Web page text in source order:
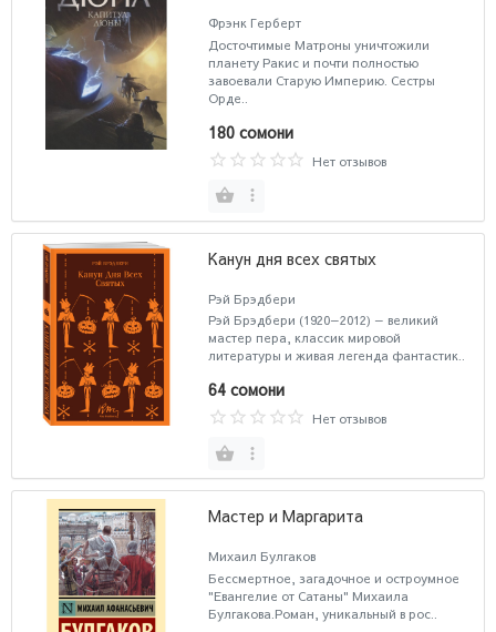
Фрэнк Герберт
Досточтимые Матроны уничтожили
планету Ракис и почти полностью
завоевали Старую Империю. Сестры
Орде..
180 сомони
Нет отзывов
Канун дня всех святых
Рэй Брэдбери
Рэй Брэдбери (1920—2012) — великий
мастер пера, классик мировой
литературы и живая легенда фантастик..
64 сомони
Нет отзывов
Мастер и Маргарита
Михаил Булгаков
Бессмертное, загадочное и остроумное
"Евангелие от Сатаны" Михаила
Булгакова.Роман, уникальный в рос..